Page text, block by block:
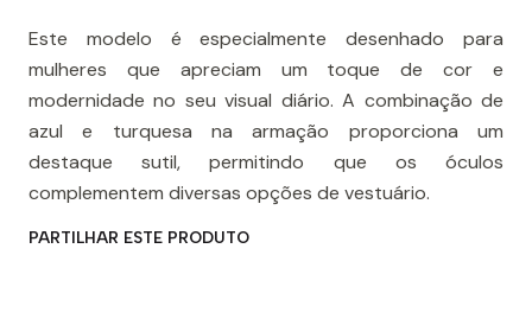
Este modelo é especialmente desenhado para
mulheres que apreciam um toque de cor e
modernidade no seu visual diário. A combinação de
azul e turquesa na armação proporciona um
destaque sutil, permitindo que os óculos
complementem diversas opções de vestuário.
PARTILHAR ESTE PRODUTO